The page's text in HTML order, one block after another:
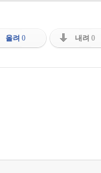
올려 0 내려 0